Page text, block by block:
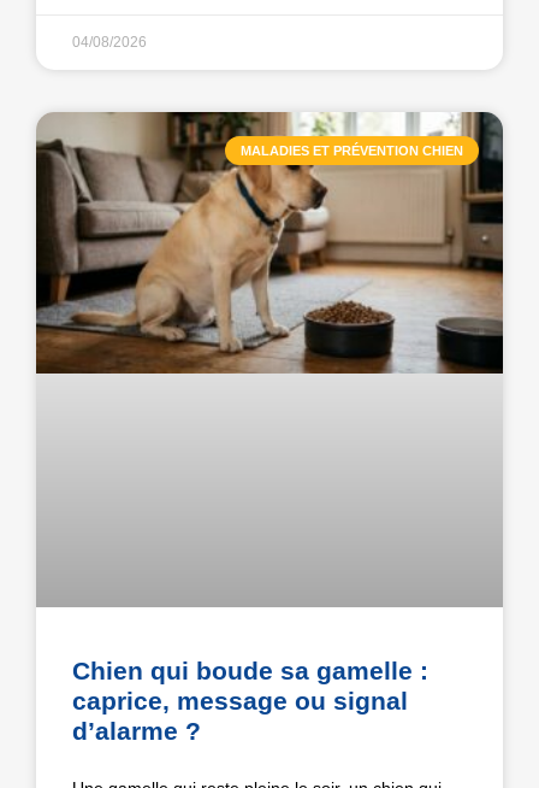
04/08/2026
MALADIES ET PRÉVENTION CHIEN
Chien qui boude sa gamelle :
caprice, message ou signal
d’alarme ?